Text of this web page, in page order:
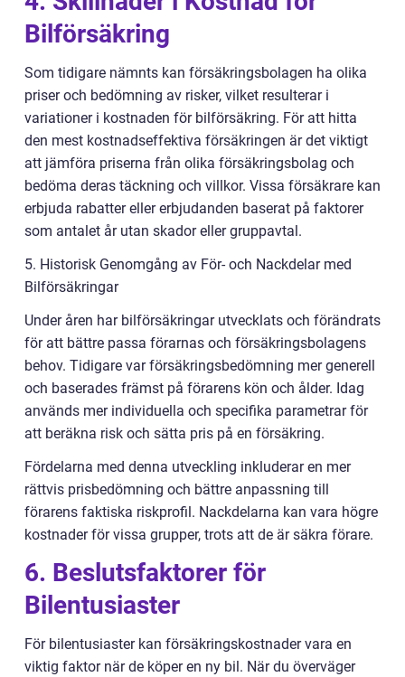
Bilförsäkring
Som tidigare nämnts kan försäkringsbolagen ha olika
priser och bedömning av risker, vilket resulterar i
variationer i kostnaden för bilförsäkring. För att hitta
den mest kostnadseffektiva försäkringen är det viktigt
att jämföra priserna från olika försäkringsbolag och
bedöma deras täckning och villkor. Vissa försäkrare kan
erbjuda rabatter eller erbjudanden baserat på faktorer
som antalet år utan skador eller gruppavtal.
5. Historisk Genomgång av För- och Nackdelar med
Bilförsäkringar
Under åren har bilförsäkringar utvecklats och förändrats
för att bättre passa förarnas och försäkringsbolagens
behov. Tidigare var försäkringsbedömning mer generell
och baserades främst på förarens kön och ålder. Idag
används mer individuella och specifika parametrar för
att beräkna risk och sätta pris på en försäkring.
Fördelarna med denna utveckling inkluderar en mer
rättvis prisbedömning och bättre anpassning till
förarens faktiska riskprofil. Nackdelarna kan vara högre
kostnader för vissa grupper, trots att de är säkra förare.
6. Beslutsfaktorer för
Bilentusiaster
För bilentusiaster kan försäkringskostnader vara en
viktig faktor när de köper en ny bil. När du överväger